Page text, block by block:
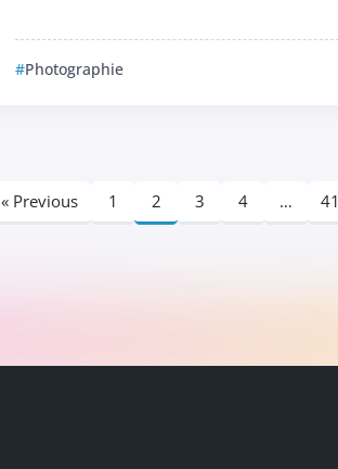
Photographie
« Previous 1 2 3 4 … 41